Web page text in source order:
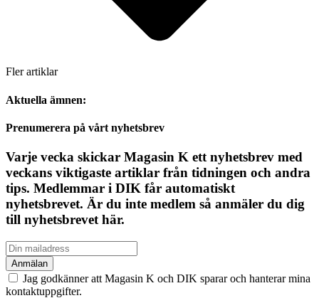
Fler artiklar
Aktuella ämnen:
Prenumerera på vårt nyhetsbrev
Varje vecka skickar Magasin K ett nyhetsbrev med
veckans viktigaste artiklar från tidningen och andra
tips. Medlemmar i DIK får automatiskt
nyhetsbrevet. Är du inte medlem så anmäler du dig
till nyhetsbrevet här.
Jag godkänner att Magasin K och DIK sparar och hanterar mina
kontaktuppgifter.